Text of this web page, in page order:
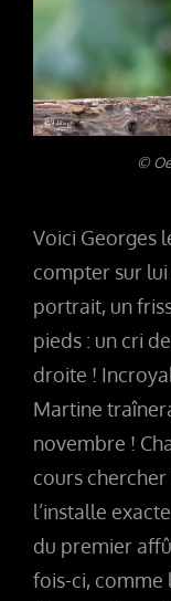
©
Voici Georges
compter sur
portrait, un
pieds : un cri
droite !
Martine
novembre !
cours
l’installe
du premier
fois-ci, comme